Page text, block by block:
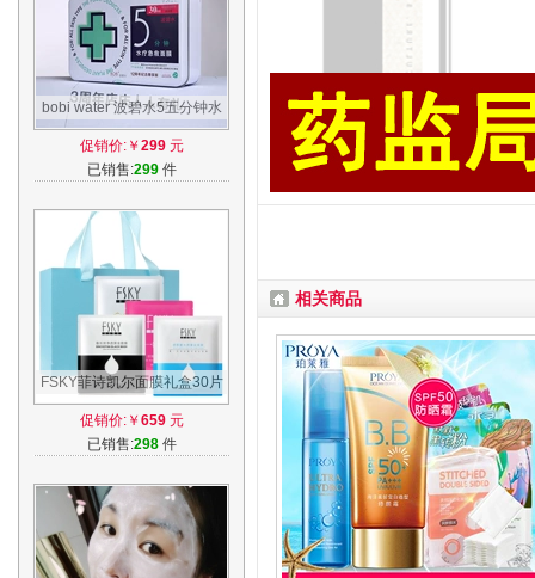
bobi water 波碧水5五分钟水
疗急救面膜 波碧水面膜 正品
补水修复
促销价:￥ 299元
已销售:299件
FSKY菲诗凯尔面膜礼盒30片
装美颜修护清洁现货发售
促销价:￥ 659元
已销售:298件
相关商品